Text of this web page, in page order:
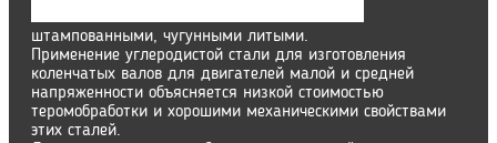
штампованными, чугунными литыми.
Применение углеродистой стали для изготовления
коленчатых валов для двигателей малой и средней
напряженности объясняется низкой стоимостью
теромобработки и хорошими механическими свойствами
этих сталей.